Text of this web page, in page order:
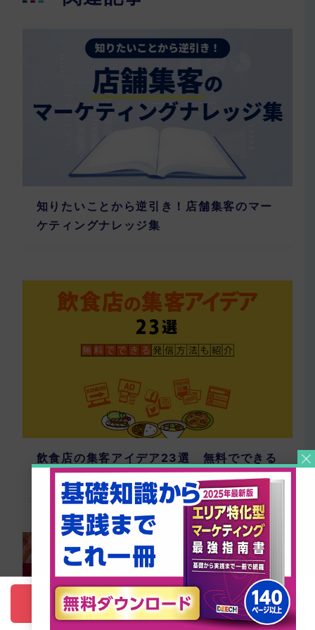
知りたいことから逆引き！店舗集客のマー
ケティングナレッジ集
飲食店の集客アイデア23選 無料でできる
発信方法も紹介
1週間無料トライアル 資料請求